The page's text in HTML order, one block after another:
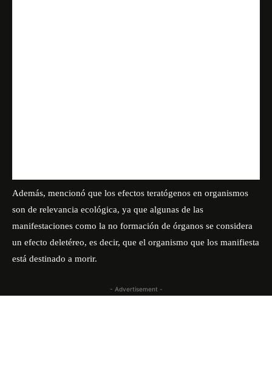
Además, mencionó que los efectos teratógenos en organismos
son de relevancia ecológica, ya que algunas de las
manifestaciones como la no formación de órganos se considera
un efecto deletéreo, es decir, que el organismo que los manifiesta
está destinado a morir.
- Advertisement -